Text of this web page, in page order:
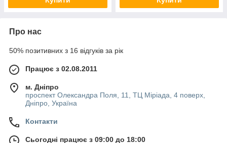
Про нас
50% позитивних з 16 відгуків за рік
Працює з 02.08.2011
м. Дніпро
проспект Олександра Поля, 11, ТЦ Міріада, 4 поверх,
Дніпро, Україна
Контакти
Сьогодні працює з 09:00 до 18:00